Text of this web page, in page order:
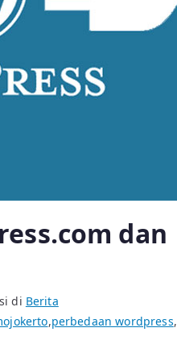
dan
di Berita
,perbedaan wordpress,